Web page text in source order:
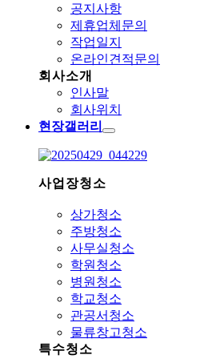
공지사항
제휴업체문의
작업일지
온라인견적문의
회사소개
인사말
회사위치
현장갤러리
사업장청소
상가청소
주방청소
사무실청소
학원청소
병원청소
학교청소
관공서청소
물류창고청소
특수청소